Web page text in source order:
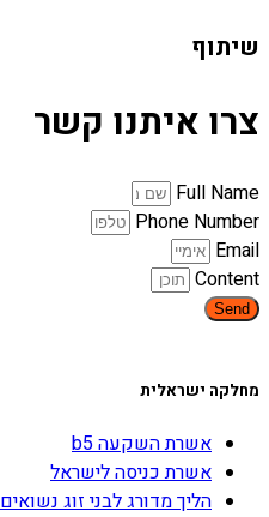
שיתוף
צרו איתנו קשר
Full Name
Phone Number
Email
Content
Send
מחלקה ישראלית
אשרת השקעה b5
אשרת כניסה לישראל
הליך מדורג לבני זוג נשואים